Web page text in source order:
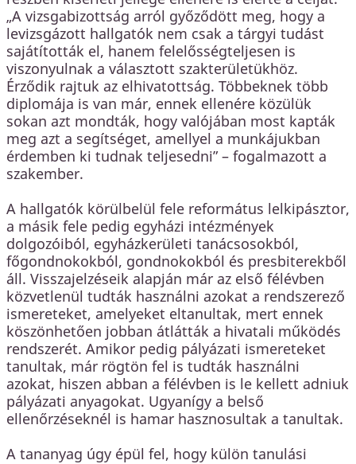
„A vizsgabizottság arról győződött meg, hogy a
levizsgázott hallgatók nem csak a tárgyi tudást
sajátították el, hanem felelősségteljesen is
viszonyulnak a választott szakterületükhöz.
Érződik rajtuk az elhivatottság. Többeknek több
diplomája is van már, ennek ellenére közülük
sokan azt mondták, hogy valójában most kapták
meg azt a segítséget, amellyel a munkájukban
érdemben ki tudnak teljesedni” – fogalmazott a
szakember.
A hallgatók körülbelül fele református lelkipásztor,
a másik fele pedig egyházi intézmények
dolgozóiból, egyházkerületi tanácsosokból,
főgondnokokból, gondnokokból és presbiterekből
áll. Visszajelzéseik alapján már az első félévben
közvetlenül tudták használni azokat a rendszerező
ismereteket, amelyeket eltanultak, mert ennek
köszönhetően jobban átlátták a hivatali működés
rendszerét. Amikor pedig pályázati ismereteket
tanultak, már rögtön fel is tudták használni
azokat, hiszen abban a félévben is le kellett adniuk
pályázati anyagokat. Ugyanígy a belső
ellenőrzéseknél is hamar hasznosultak a tanultak.
A tananyag úgy épül fel, hogy külön tanulási